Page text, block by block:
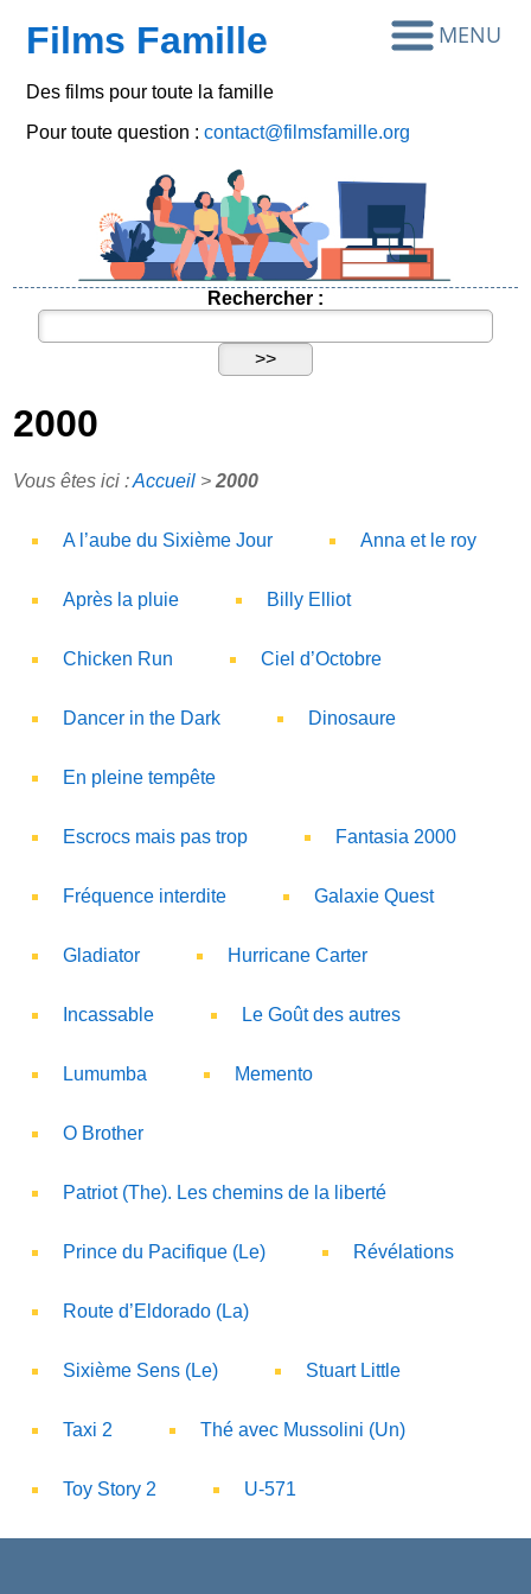
Films Famille
Des films pour toute la famille
Pour toute question :contact@filmsfamille.org
Rechercher :
2000
Vous êtes ici :Accueil >2000
A l’aube du Sixième Jour Anna et le roy
Après la pluie Billy Elliot
Chicken Run Ciel d’Octobre
Dancer in the Dark Dinosaure
En pleine tempête
Escrocs mais pas trop Fantasia 2000
Fréquence interdite Galaxie Quest
Gladiator Hurricane Carter
Incassable Le Goût des autres
Lumumba Memento
O Brother
Patriot (The). Les chemins de la liberté
Prince du Pacifique (Le) Révélations
Route d’Eldorado (La)
Sixième Sens (Le) Stuart Little
Taxi 2 Thé avec Mussolini (Un)
Toy Story 2 U-571